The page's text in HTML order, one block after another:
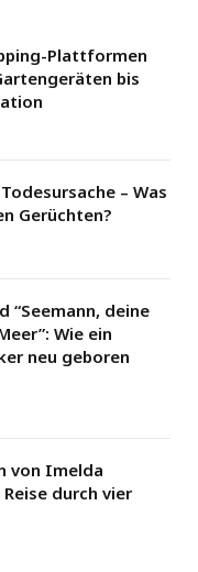
Plattformen
bis
– Was
Gerüchten?
“Seemann, deine
Wie ein
neu geboren
von Imelda
durch vier